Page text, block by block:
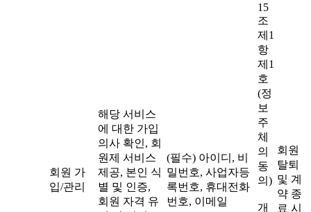
회원 가
입/관리
해당 서비스
에 대한 가입
의사 확인, 회
원제 서비스
제공, 본인 식
별 및 인증,
회원 자격 유
(필수) 아이디, 비
밀번호, 사업자등
록번호, 휴대전화
번호, 이메일
15
조
제1
항
제1
호
(정
보
주
체
의
동
의)
개
회원
탈퇴
및 계
약 종
료 시